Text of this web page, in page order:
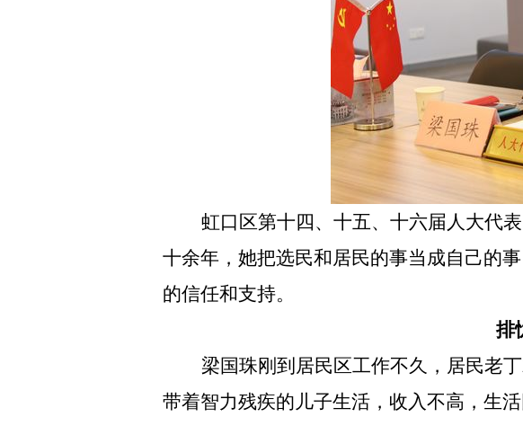
虹口区第十四、十五、十六届人大代
十余年，她把选民和居民的事当成自己的
的信任和支持。
排
梁国珠刚到居民区工作不久，居民老
带着智力残疾的儿子生活，收入不高，生